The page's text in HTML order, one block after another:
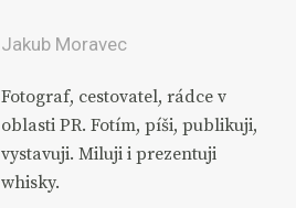
Jakub Moravec
Fotograf, cestovatel, rádce v
oblasti PR. Fotím, píši, publikuji,
vystavuji. Miluji i prezentuji
whisky.